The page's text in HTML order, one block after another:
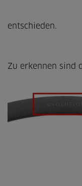
entschieden.
Zu erkennen sind